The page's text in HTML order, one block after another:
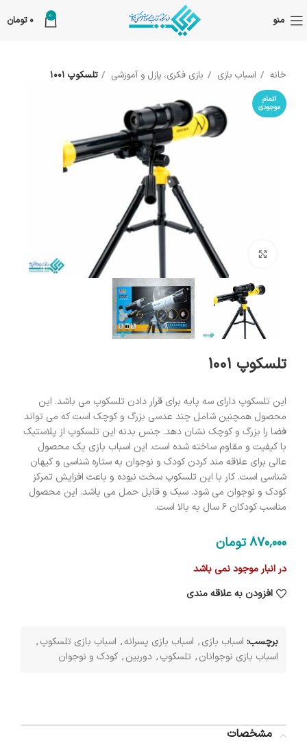
منو 0
0 تومان
خانه اسباب بازی بازی فکری، پازل و آموزشی تلسکوپ 1001
اتمام
موجودی
بزرگنمایی تصویر
تلسکوپ 1001
این تلسکوپ دارای سه پایه برای قرار دادن تلسکوپ می باشد. این
محصول همچنین شامل چند عدسی بزرگ و کوچک است که می تواند
فضا را بزرگ و کوچک نشان دهد. جنس بدنه این تلسکوپ از پلاستیک
با کیفیت و مقاوم ساخته شده است. این اسباب بازی یک محصول
عالی برای علاقه مند کردن کودک و نوجوان به ستاره شناسی و کیهان
شناسی است. کار با این تلسکوپ سخت نبوده و باعث افزایش تمرکز
کودک و نوجوان می شود. سبک و قابل حمل می باشد. این محصول
مناسب کودکان ۶ سال به بالا است.
870٬000تومان
در انبار موجود نمی باشد
افزودن به علاقه مندی
برچسب: اسباب بازی, اسباب بازی پسرانه, اسباب بازی تلسکوپ,
اسباب بازی نوجوانان, تلسکوپ, دوربین, کودک و نوجوان
مشخصات